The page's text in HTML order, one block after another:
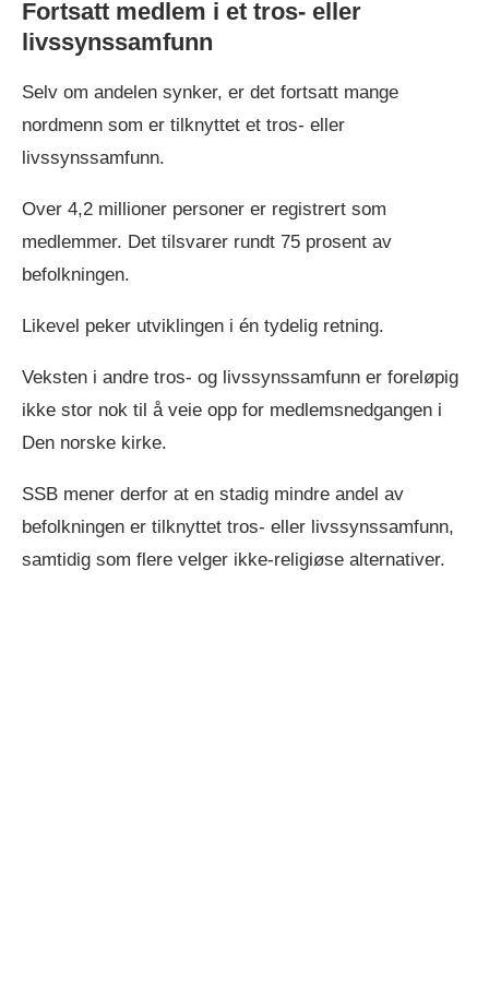
Fortsatt medlem i et tros- eller
livssynssamfunn
Selv om andelen synker, er det fortsatt mange
nordmenn som er tilknyttet et tros- eller
livssynssamfunn.
Over 4,2 millioner personer er registrert som
medlemmer. Det tilsvarer rundt 75 prosent av
befolkningen.
Likevel peker utviklingen i én tydelig retning.
Veksten i andre tros- og livssynssamfunn er foreløpig
ikke stor nok til å veie opp for medlemsnedgangen i
Den norske kirke.
SSB mener derfor at en stadig mindre andel av
befolkningen er tilknyttet tros- eller livssynssamfunn,
samtidig som flere velger ikke-religiøse alternativer.